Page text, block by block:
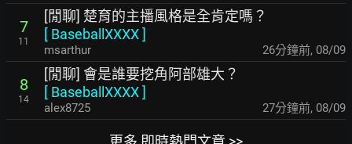
7
11
[閒聊] 楚育的主播風格是全肯定嗎？
[ BaseballXXXX]
msarthur 26分鐘前, 08/09
8
14
[閒聊] 會是誰要挖角阿部雄大？
[ BaseballXXXX]
alex8725 27分鐘前, 08/09